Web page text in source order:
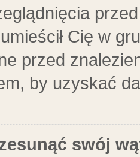
Cię w
przed
by uzyskać
swój